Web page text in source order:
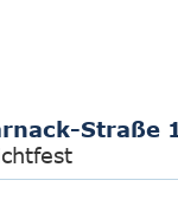
Straße